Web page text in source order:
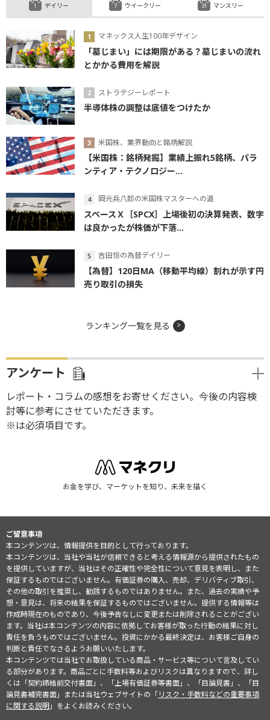
デイリー
マネックス人生100年デザイン
「墓じまい」には期限がある？墓じまいの流れ
とかかる費用を解説
ストラテジーレポート
半導体株の調整は底値をつけたか
米国株、業界動向と銘柄解説
【米国株：銘柄発掘】業績上振れ5銘柄、パラ
ンティア・テクノロジー...
岡元兵八郎の米国株マスターへの道
スペースＸ［SPCX］上場後初の決算発表、数字
は良かったが株価が下落...
吉田恒の為替デイリー
【為替】120日MA（移動平均線）割れが示す円
売り取引の損失
ウイークリー マンスリー
ランキング一覧を見る
アンケート
レポート・コラムの感想をお寄せください。今後の内容検
討等に参考にさせていただきます。
※は必須項目です。
お金を学び、マーケットを知り、未来を描く
ご留意事項
本コンテンツは、情報提供を目的として行っております。
本コンテンツは、当社や当社が信頼できると考える情報源から提供されたもの
を提供していますが、当社はその正確性や完全性について意見を表明し、また
保証するものではございません。有価証券の購入、売却、デリバティブ取引、
その他の取引を推奨し、勧誘するものではありません。また、過去の実績や予
想・意見は、将来の結果を保証するものではございません。提供する情報等は
作成時現在のものであり、今後予告なしに変更または削除されることがござい
ます。当社は本コンテンツの内容に依拠してお客様が取った行動の結果に対し
責任を負うものではございません。投資にかかる最終決定は、お客様ご自身の
判断と責任でなさるようお願いいたします。
本コンテンツでは当社でお取扱している商品・サービス等について言及してい
る部分があります。商品ごとに手数料等およびリスクは異なりますので、詳し
くは「契約締結前交付書面」、「上場有価証券等書面」、「目論見書」、「目
論見書補完書面」または当社ウェブサイトの「リスク・手数料などの重要事項
に関する説明」をよくお読みください。